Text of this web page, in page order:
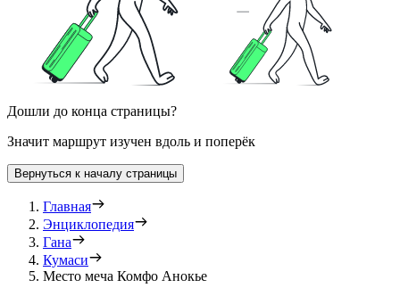
Дошли до конца страницы?
Значит маршрут изучен вдоль и поперёк
Вернуться к началу страницы
Главная
Энциклопедия
Гана
Кумаси
Место меча Комфо Анокье